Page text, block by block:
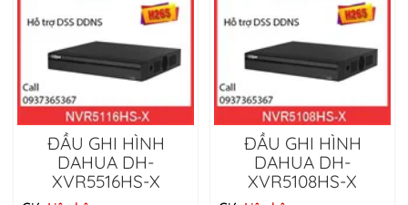
ĐẦU GHI HÌNH
DAHUA DH-
XVR5516HS-X
ĐẦU GHI HÌNH
DAHUA DH-
XVR5108HS-X